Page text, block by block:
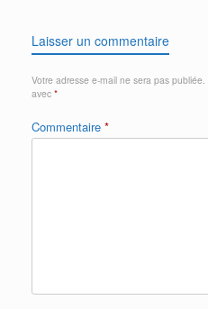
Laisser un commentaire
Votre adresse e-mail ne sera pas publiée.
avec *
Commentaire *